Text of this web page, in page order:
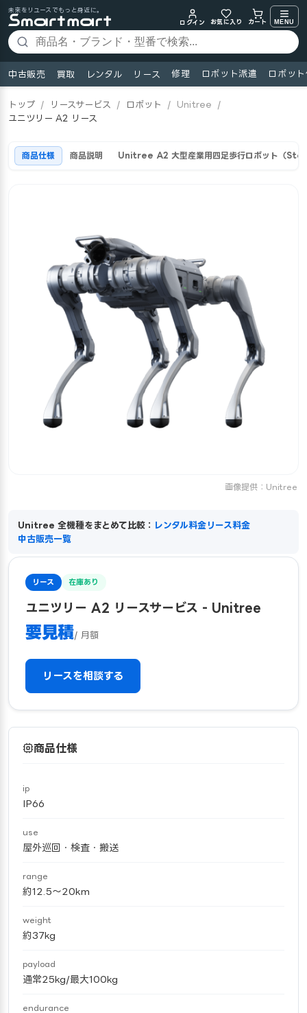
未来をリユースでもっと身近に。
ログイン
お気に入り カート MENU
中古販売 買取 レンタル リース 修理 ロボット派遣 ロボッ
トップ / リースサービス / ロボット / Unitree
/
ユニツリー A2 リース
商品仕様 商品説明 Unitree A2 大型産業用四足歩行ロボット（
画像提供：Unitree
Unitree 全機種をまとめて比較： レンタル料金 リース料金
中古販売一覧
リース 在庫あり
ユニツリー A2 リースサービス - Unitree
要見積/ 月額
リースを相談する
商品仕様
ip
IP66
use
屋外巡回・検査・搬送
range
約12.5〜20km
weight
約37kg
payload
通常25kg/最大100kg
endurance